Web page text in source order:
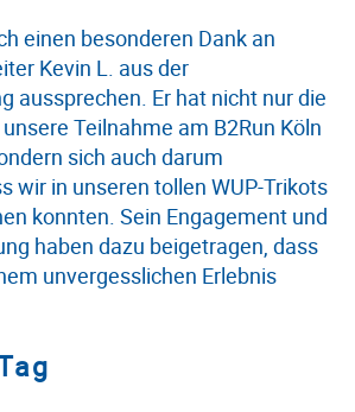
einen besonderen Dank an
Kevin L. aus der
aussprechen. Er hat nicht nur die
Teilnahme am B2Run Köln
sich auch darum
wir in unseren tollen WUP-Trikots
konnten. Sein Engagement und
haben dazu beigetragen, dass
unvergesslichen Erlebnis